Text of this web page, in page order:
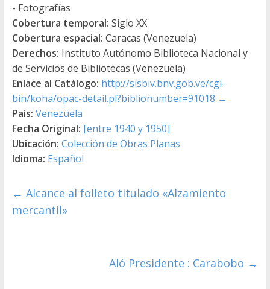
- Fotografías
Cobertura temporal: Siglo XX
Cobertura espacial: Caracas (Venezuela)
Derechos: Instituto Autónomo Biblioteca Nacional y
de Servicios de Bibliotecas (Venezuela)
Enlace al Catálogo: http://sisbiv.bnv.gob.ve/cgi-
bin/koha/opac-detail.pl?biblionumber=91018 →
País: Venezuela
Fecha Original: [entre 1940 y 1950]
Ubicación: Colección de Obras Planas
Idioma: Español
← Alcance al folleto titulado «Alzamiento
mercantil»
Aló Presidente : Carabobo →